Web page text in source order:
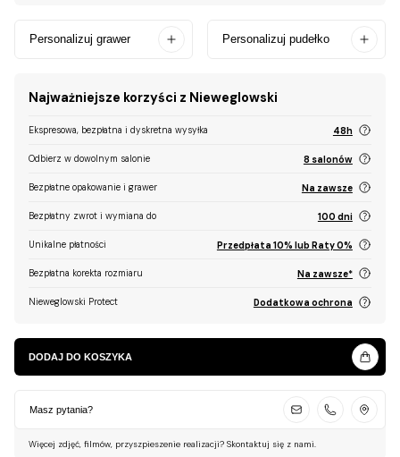
Personalizuj grawer Personalizuj pudełko
Najważniejsze korzyści z Nieweglowski
Ekspresowa, bezpłatna i dyskretna wysyłka 48h
Odbierz w dowolnym salonie 8 salonów
Bezpłatne opakowanie i grawer Na zawsze
Bezpłatny zwrot i wymiana do 100 dni
Unikalne płatności Przedpłata 10% lub Raty 0%
Bezpłatna korekta rozmiaru Na zawsze*
Nieweglowski Protect Dodatkowa ochrona
DODAJ DO KOSZYKA
Masz pytania?
Więcej zdjęć, filmów, przyszpieszenie realizacji? Skontaktuj się z nami.